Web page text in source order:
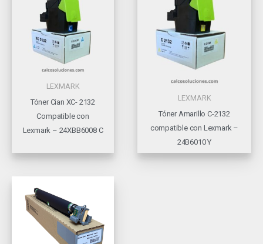
LEXMARK
Tóner Cian XC- 2132
Compatible con
Lexmark – 24XBB6008 C
LEXMARK
Tóner Amarillo C-2132
compatible con Lexmark –
24B6010 Y